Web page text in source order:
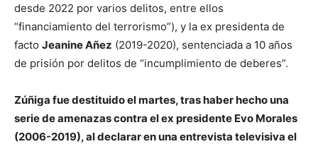
desde 2022 por varios delitos, entre ellos
“financiamiento del terrorismo”), y la ex presidenta de
facto Jeanine Añez (2019-2020), sentenciada a 10 años
de prisión por delitos de “incumplimiento de deberes”.
Zúñiga fue destituido el martes, tras haber hecho una
serie de amenazas contra el ex presidente Evo Morales
(2006-2019), al declarar en una entrevista televisiva el